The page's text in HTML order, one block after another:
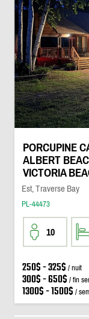
PORCUPINE
ALBERT
VICTORIA
Est, Traverse Bay
PL-44473
10
250$ - 325$ / nuit
300$ - 650$ / fin
1300$ - 1500$ /